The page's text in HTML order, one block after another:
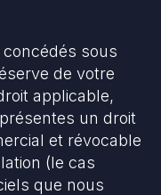
sous
de votre
applicable,
un droit
et révocable
(le cas
que nous